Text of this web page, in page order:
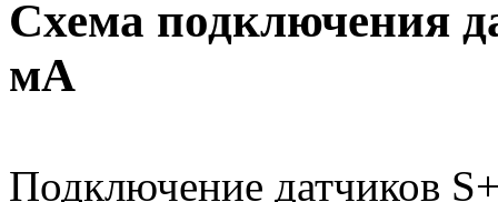
Схема подключения
мА
Подключение датчиков